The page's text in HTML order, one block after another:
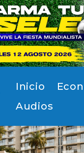
Navegación
Inicio
Audios